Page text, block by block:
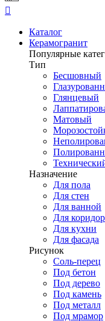

Каталог
Керамогранит
Популярные
Тип
Бесшовный
Глянцевый
Матовый
Назначение
Для пола
Для стен
Для ванной
Для
Для кухни
Для фасада
Рисунок
Соль-перец
Под бетон
Под дерево
Под камень
Под металл
Под мрамор